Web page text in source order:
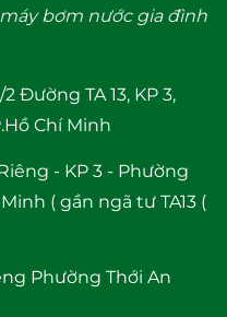
Năng Lượng Mặt
Bình Minh 120 Lít
bơm nước gia đình
2 Đường TA 13, KP 3,
Chí Minh
- KP 3 - Phường
( gần ngã tư TA13 (
Phường Thới An